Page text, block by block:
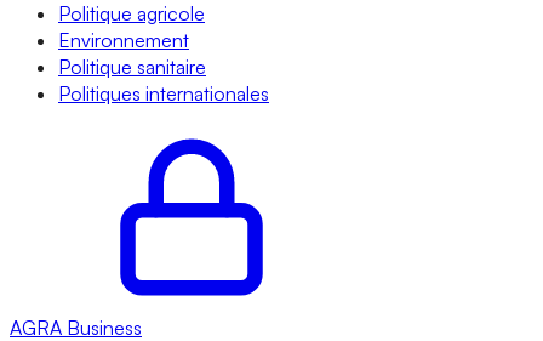
Politique agricole
Environnement
Politique sanitaire
Politiques internationales
AGRA Business